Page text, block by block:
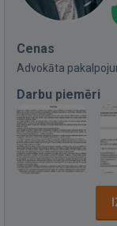
Cenas
Advokāta
Darbu piemēri